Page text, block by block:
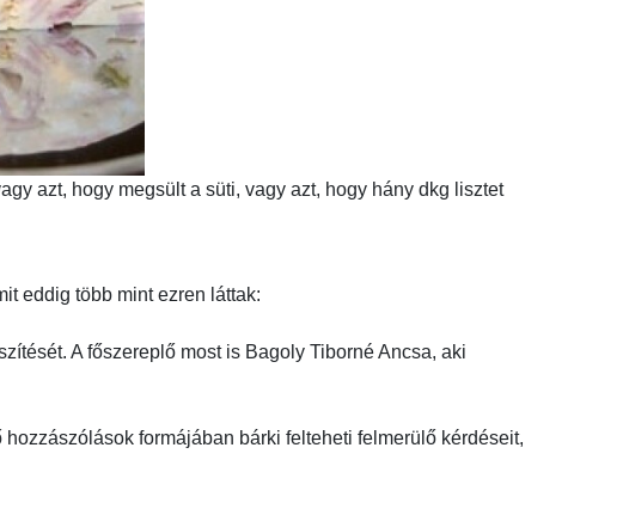
azt, hogy megsült a süti, vagy azt, hogy hány dkg lisztet
eddig több mint ezren láttak:
A főszereplő most is Bagoly Tiborné Ancsa, aki
formájában bárki felteheti felmerülő kérdéseit,